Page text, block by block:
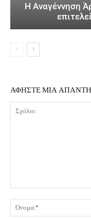
Η Αναγέννηση
ΑΦΗΣΤΕ ΜΙΑ